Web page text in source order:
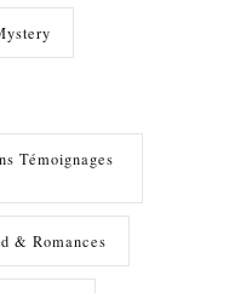
Témoignages
& Romances